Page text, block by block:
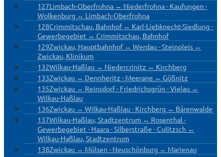
127Limbach-Oberfrohna ↔ Niederfrohna - Kaufungen -
Wolkenburg ↔ Limbach-Oberfrohna
128Crimmitschau, Bahnhof ↔ Karl-Liebknecht-Siedlung -
Gewerbegebiet ↔ Crimmitschau, Bahnhof
129Zwickau, Hauptbahnhof ↔ Werdau - Steinpleis ↔
Zwickau, Klinikum
132Wilkau-Haßlau ↔ Niedercrinitz ↔ Kirchberg
133Zwickau ↔ Dennheritz - Meerane ↔ Gößnitz
135Zwickau ↔ Reinsdorf - Friedrichsgrün - Vielau ↔
Wilkau-Haßlau
136Zwickau ↔ Wilkau-Haßlau - Kirchberg ↔ Bärenwalde
137Wilkau-Haßlau, Stadtzentrum ↔ Rosenthal -
Gewerbegebiet - Haara - Silberstraße - Culitzsch ↔
Wilkau-Haßlau, Stadtzentrum
138Zwickau ↔ Mülsen - Neuschönburg ↔ Marienau